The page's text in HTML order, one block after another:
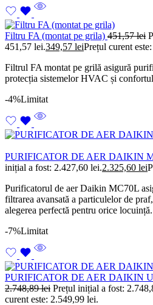
Filtru FA (montat pe grila) 451,57lei
451,57 lei.349,57 leiPrețul curent
Filtrul FA montat pe grilă asigură
protecția sistemelor HVAC și
-4%Limitat
PURIFICATOR DE AER DAIKIN
inițial a fost: 2.427,60 lei.2.325,60 lei
Purificatorul de aer Daikin MC70L
filtrarea avansată a particulelor de
alegerea perfectă pentru orice locuință.
-7%Limitat
PURIFICATOR DE AER DAIKIN
2.748,89lei Prețul inițial a fost:
curent este: 2.549,99 lei.